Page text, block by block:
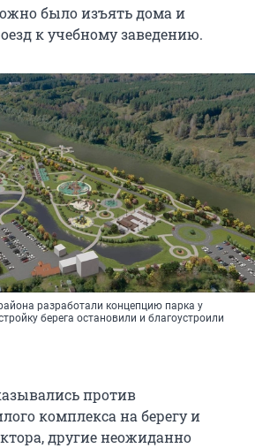
было изъять дома и
к учебному заведению.
разработали концепцию парка у
берега остановили и благоустроили
против
комплекса на берегу и
другие неожиданно